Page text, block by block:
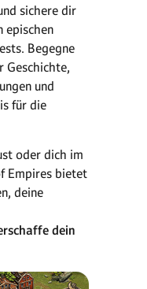
sichere dir
epischen
Begegne
Geschichte,
und
für die
oder dich im
Empires bietet
deine
dein